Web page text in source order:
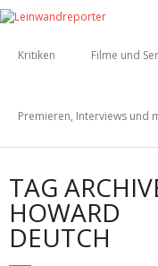
Kritiken Filme und
Premieren, Interviews und
TAG
HOWARD
DEUTCH